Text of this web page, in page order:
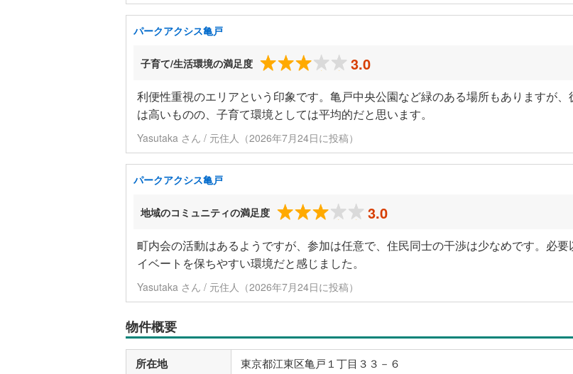
パークアクシス亀戸
子育て/生活環境の満足度 3.0
利便性重視のエリアという印象です。亀戸中央公園など緑のある場所もありますが
は高いものの、子育て環境としては平均的だと思います。
Yasutaka さん / 元住人（2026年7月24日に投稿）
パークアクシス亀戸
地域のコミュニティの満足度 3.0
町内会の活動はあるようですが、参加は任意で、住民同士の干渉は少なめです。必
イベートを保ちやすい環境だと感じました。
Yasutaka さん / 元住人（2026年7月24日に投稿）
物件概要
所在地 東京都江東区亀戸１丁目３３－６